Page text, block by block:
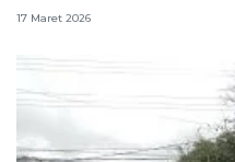
17 Maret 2026